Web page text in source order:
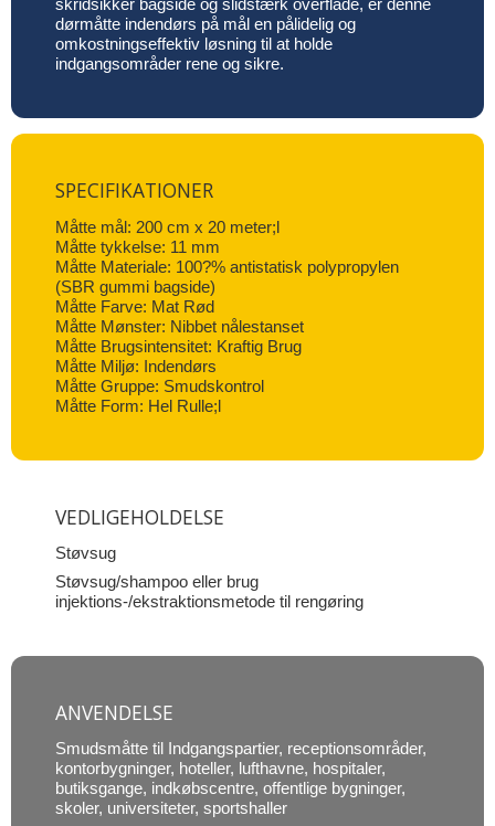
skridsikker bagside og slidstærk overflade, er denne
dørmåtte indendørs på mål en pålidelig og
omkostningseffektiv løsning til at holde
indgangsområder rene og sikre.
SPECIFIKATIONER
Måtte mål: 200 cm x 20 meter;l
Måtte tykkelse: 11 mm
Måtte Materiale: 100?% antistatisk polypropylen
(SBR gummi bagside)
Måtte Farve: Mat Rød
Måtte Mønster: Nibbet nålestanset
Måtte Brugsintensitet: Kraftig Brug
Måtte Miljø: Indendørs
Måtte Gruppe: Smudskontrol
Måtte Form: Hel Rulle;l
VEDLIGEHOLDELSE
Støvsug
Støvsug/shampoo eller brug
injektions-/ekstraktionsmetode til rengøring
ANVENDELSE
Smudsmåtte til Indgangspartier, receptionsområder,
kontorbygninger, hoteller, lufthavne, hospitaler,
butiksgange, indkøbscentre, offentlige bygninger,
skoler, universiteter, sportshaller